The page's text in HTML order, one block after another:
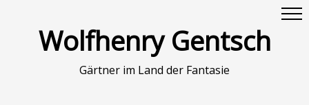
Wolfhenry Gentsch
Gärtner im Land der Fantasie